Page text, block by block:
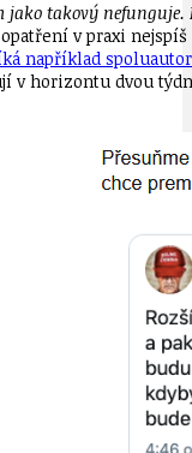
jako takový nefunguje.
v praxi
například
v horizontu dvou